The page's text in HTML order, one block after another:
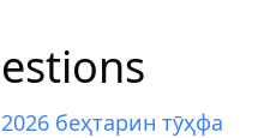
беҳтарин тӯҳфа